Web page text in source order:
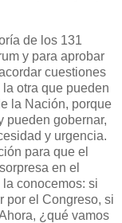
de los 131
y para aprobar
cuestiones
otra que pueden
la Nación, porque
pueden gobernar,
y urgencia.
para que el
en el
conocemos: si
por el Congreso, si
¿qué vamos